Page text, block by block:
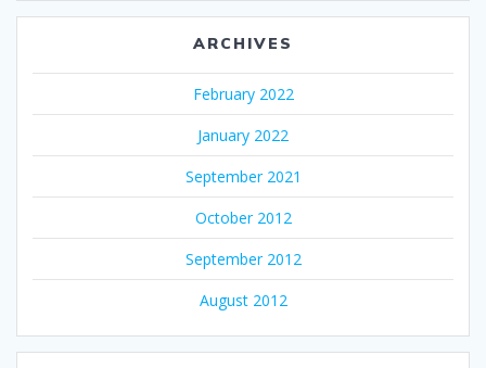
ARCHIVES
February 2022
January 2022
September 2021
October 2012
September 2012
August 2012